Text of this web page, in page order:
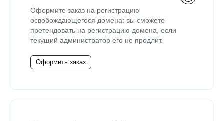
Оформите заказ на регистрацию
освобождающегося домена: вы сможете
претендовать на регистрацию домена, если
текущий администратор его не продлит.
Оформить заказ